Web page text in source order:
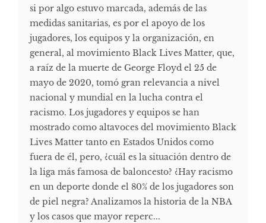
si por algo estuvo marcada, además de las
medidas sanitarias, es por el apoyo de los
jugadores, los equipos y la organización, en
general, al movimiento Black Lives Matter, que,
a raíz de la muerte de George Floyd el 25 de
mayo de 2020, tomó gran relevancia a nivel
nacional y mundial en la lucha contra el
racismo. Los jugadores y equipos se han
mostrado como altavoces del movimiento Black
Lives Matter tanto en Estados Unidos como
fuera de él, pero, ¿cuál es la situación dentro de
la liga más famosa de baloncesto? ¿Hay racismo
en un deporte donde el 80% de los jugadores son
de piel negra? Analizamos la historia de la NBA
y los casos que mayor reperc...